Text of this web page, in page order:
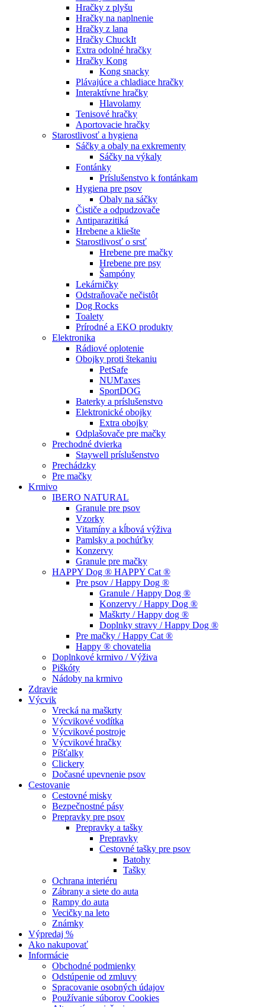
Hračky z plyšu
Hračky na naplnenie
Hračky z lana
Hračky ChuckIt
Extra odolné hračky
Hračky Kong
Kong snacky
Plávajúce a chladiace hračky
Interaktívne hračky
Hlavolamy
Tenisové hračky
Aportovacie hračky
Starostlivosť a hygiena
Sáčky a obaly na exkrementy
Sáčky na výkaly
Fontánky
Príslušenstvo k fontánkam
Hygiena pre psov
Obaly na sáčky
Čističe a odpudzovače
Antiparazitiká
Hrebene a kliešte
Starostlivosť o srsť
Hrebene pre mačky
Hrebene pre psy
Šampóny
Lekárničky
Odstraňovače nečistôt
Dog Rocks
Toalety
Prírodné a EKO produkty
Elektronika
Rádiové oplotenie
Obojky proti štekaniu
PetSafe
NUM'axes
SportDOG
Baterky a príslušenstvo
Elektronické obojky
Extra obojky
Odplašovače pre mačky
Prechodné dvierka
Staywell príslušenstvo
Prechádzky
Pre mačky
Krmivo
IBERO NATURAL
Granule pre psov
Vzorky
Vitamíny a kĺbová výživa
Pamlsky a pochúťky
Konzervy
Granule pre mačky
HAPPY Dog ® HAPPY Cat ®
Pre psov / Happy Dog ®
Granule / Happy Dog ®
Konzervy / Happy Dog ®
Maškrty / Happy dog ®
Doplnky stravy / Happy Dog ®
Pre mačky / Happy Cat ®
Happy ® chovatelia
Doplnkové krmivo / Výživa
Piškóty
Nádoby na krmivo
Zdravie
Výcvik
Vrecká na maškrty
Výcvikové vodítka
Výcvikové postroje
Výcvikové hračky
Píšťalky
Clickery
Dočasné upevnenie psov
Cestovanie
Cestovné misky
Bezpečnostné pásy
Prepravky pre psov
Prepravky a tašky
Prepravky
Cestovné tašky pre psov
Batohy
Tašky
Ochrana interiéru
Zábrany a siete do auta
Rampy do auta
Vecičky na leto
Známky
Výpredaj %
Ako nakupovať
Informácie
Obchodné podmienky
Odstúpenie od zmluvy
Spracovanie osobných údajov
Používanie súborov Cookies